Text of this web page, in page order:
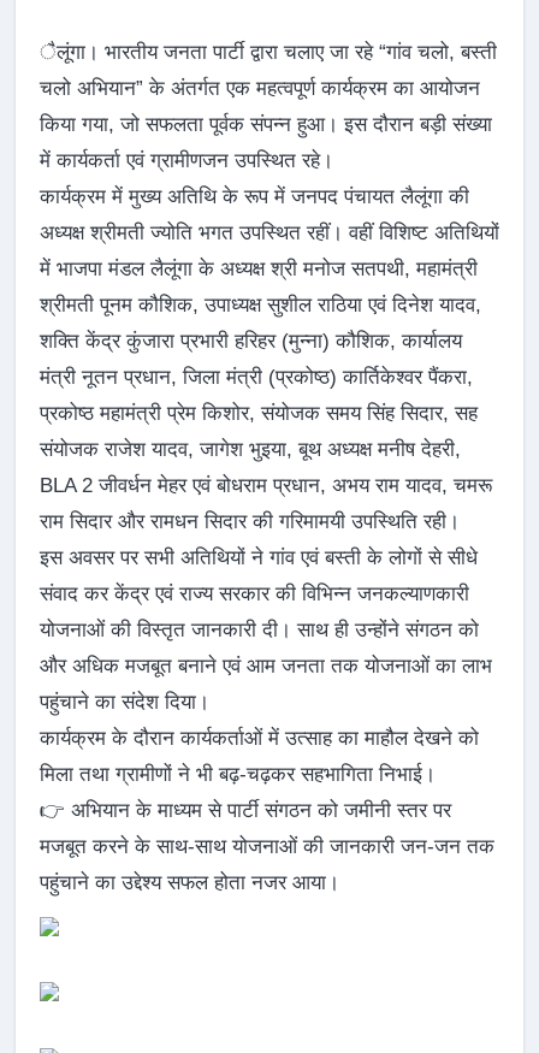
ैलूंगा। भारतीय जनता पार्टी द्वारा चलाए जा रहे “गांव चलो, बस्ती
चलो अभियान” के अंतर्गत एक महत्वपूर्ण कार्यक्रम का आयोजन
किया गया, जो सफलता पूर्वक संपन्न हुआ। इस दौरान बड़ी संख्या
में कार्यकर्ता एवं ग्रामीणजन उपस्थित रहे।
कार्यक्रम में मुख्य अतिथि के रूप में जनपद पंचायत लैलूंगा की
अध्यक्ष श्रीमती ज्योति भगत उपस्थित रहीं। वहीं विशिष्ट अतिथियों
में भाजपा मंडल लैलूंगा के अध्यक्ष श्री मनोज सतपथी, महामंत्री
श्रीमती पूनम कौशिक, उपाध्यक्ष सुशील राठिया एवं दिनेश यादव,
शक्ति केंद्र कुंजारा प्रभारी हरिहर (मुन्ना) कौशिक, कार्यालय
मंत्री नूतन प्रधान, जिला मंत्री (प्रकोष्ठ) कार्तिकेश्वर पैंकरा,
प्रकोष्ठ महामंत्री प्रेम किशोर, संयोजक समय सिंह सिदार, सह
संयोजक राजेश यादव, जागेश भुइया, बूथ अध्यक्ष मनीष देहरी,
BLA 2 जीवर्धन मेहर एवं बोधराम प्रधान, अभय राम यादव, चमरू
राम सिदार और रामधन सिदार की गरिमामयी उपस्थिति रही।
इस अवसर पर सभी अतिथियों ने गांव एवं बस्ती के लोगों से सीधे
संवाद कर केंद्र एवं राज्य सरकार की विभिन्न जनकल्याणकारी
योजनाओं की विस्तृत जानकारी दी। साथ ही उन्होंने संगठन को
और अधिक मजबूत बनाने एवं आम जनता तक योजनाओं का लाभ
पहुंचाने का संदेश दिया।
कार्यक्रम के दौरान कार्यकर्ताओं में उत्साह का माहौल देखने को
मिला तथा ग्रामीणों ने भी बढ़-चढ़कर सहभागिता निभाई।
👉 अभियान के माध्यम से पार्टी संगठन को जमीनी स्तर पर
मजबूत करने के साथ-साथ योजनाओं की जानकारी जन-जन तक
पहुंचाने का उद्देश्य सफल होता नजर आया।